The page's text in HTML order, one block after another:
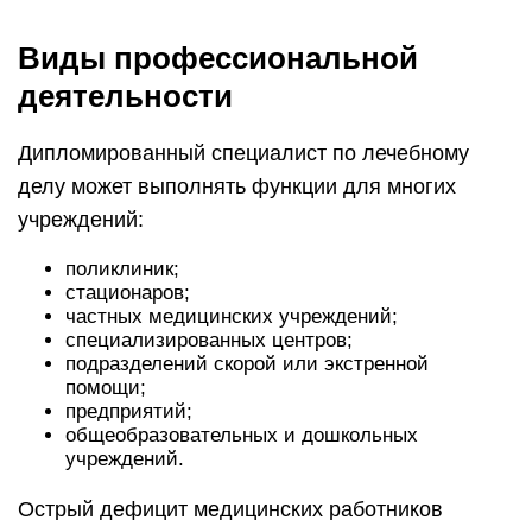
Виды профессиональной
деятельности
Дипломированный специалист по лечебному
делу может выполнять функции для многих
учреждений:
поликлиник;
стационаров;
частных медицинских учреждений;
специализированных центров;
подразделений скорой или экстренной
помощи;
предприятий;
общеобразовательных и дошкольных
учреждений.
Острый дефицит медицинских работников